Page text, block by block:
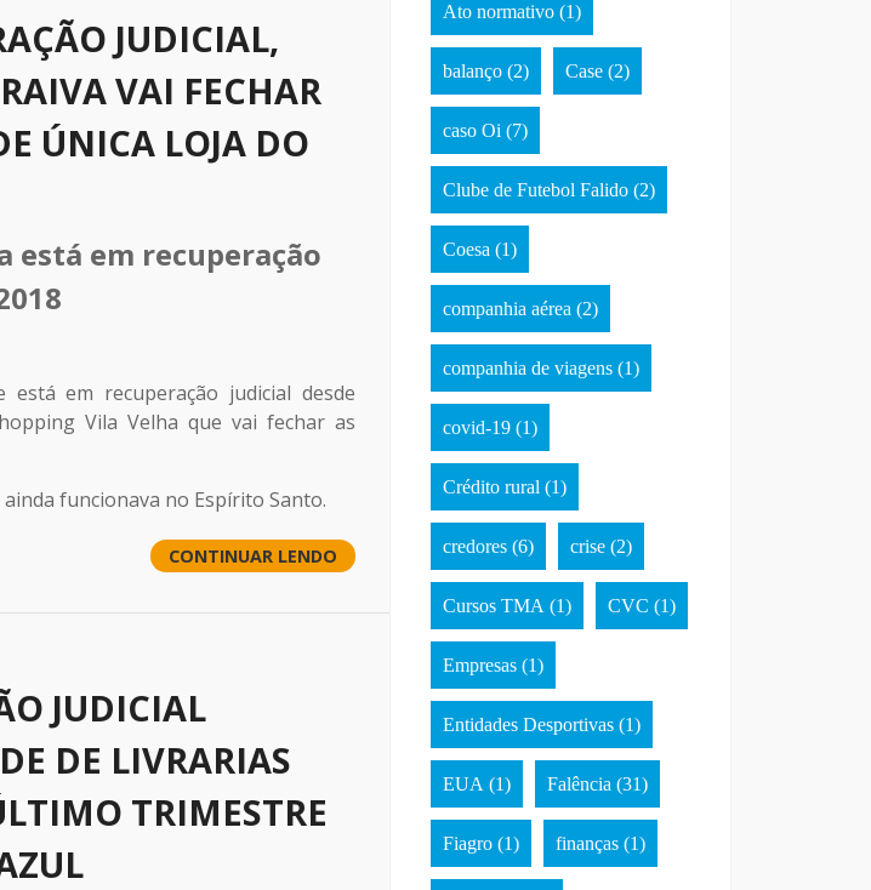
JUDICIAL,
VAI FECHAR
ÚNICA LOJA DO
está em recuperação
está em recuperação judicial desde
Vila Velha que vai fechar as
funcionava no Espírito Santo.
CONTINUAR LENDO
JUDICIAL
DE LIVRARIAS
TRIMESTRE
Ato normativo (1)
balanço (2) Case (2)
caso Oi (7)
Clube de Futebol Falido (2)
Coesa (1)
companhia aérea (2)
companhia de viagens (1)
covid-19 (1)
Crédito rural (1)
credores (6) crise (2)
Cursos TMA (1) CVC (1)
Empresas (1)
Entidades Desportivas (1)
EUA (1) Falência (31)
Fiagro (1) finanças (1)